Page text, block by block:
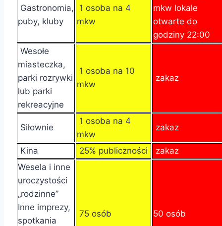
Gastronomia,
puby, kluby
1 osoba na 4
mkw
mkw lokale
otwarte do
godziny 22:00
Wesołe
miasteczka,
parki rozrywki
lub parki
rekreacyjne
1 osoba na 10
mkw
zakaz
Siłownie
1 osoba na 4
mkw
zakaz
Kina 25% publiczności
zakaz
Wesela i inne
uroczystości
„rodzinne”
Inne imprezy,
spotkania
75 osób 50 osób